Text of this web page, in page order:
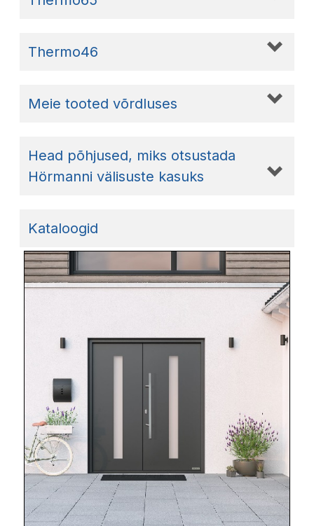
Thermo46
Meie tooted võrdluses
Head põhjused, miks otsustada
Hörmanni välisuste kasuks
Kataloogid